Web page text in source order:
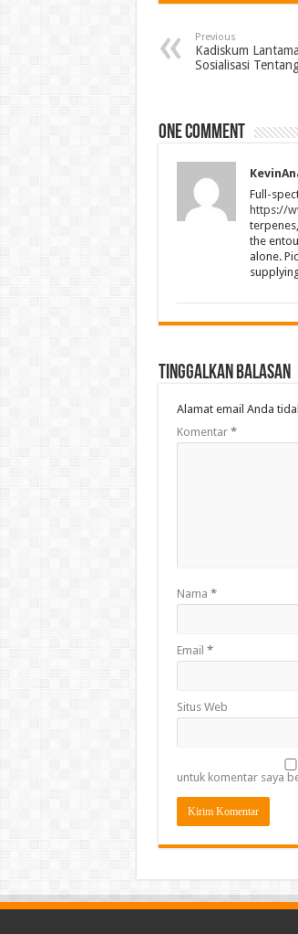
Previous
Kadiskum
Sosialisasi
One comment
Full-
https://
the
alone.
Tinggalkan Balasan
Alamat email Anda
Komentar *
Nama *
Email *
Situs Web
untuk komentar saya